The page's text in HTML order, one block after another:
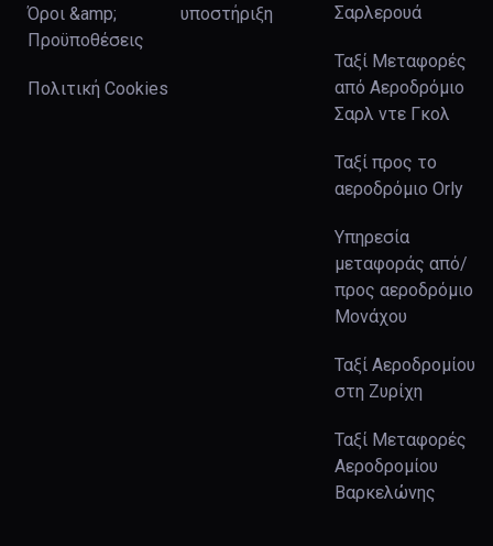
Όροι &amp;
Προϋποθέσεις
Πολιτική Cookies
υποστήριξη
Σαρλερουά
Ταξί Μεταφορές
από Αεροδρόμιο
Σαρλ ντε Γκολ
Ταξί προς το
αεροδρόμιο Orly
Υπηρεσία
μεταφοράς από/
προς αεροδρόμιο
Μονάχου
Ταξί Αεροδρομίου
στη Ζυρίχη
Ταξί Μεταφορές
Αεροδρομίου
Βαρκελώνης